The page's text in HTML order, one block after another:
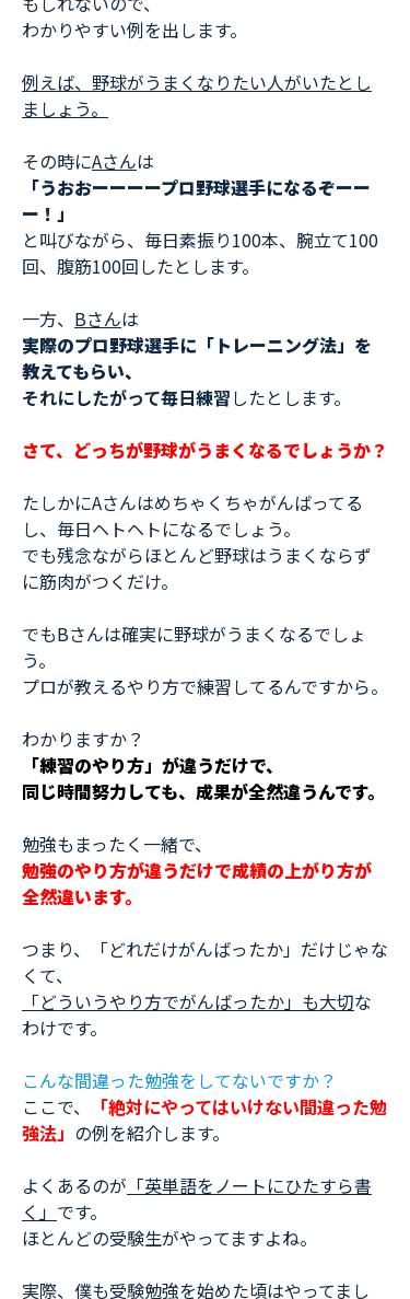
わかりやすい例を出します。
例えば、野球がうまくなりたい人がいたとし
ましょう。
その時にAさんは
「うおおーーーープロ野球選手になるぞーー
ー！」
と叫びながら、毎日素振り100本、腕立て100
回、腹筋100回したとします。
一方、 Bさんは
実際のプロ野球選手に「トレーニング法」を
教えてもらい、
それにしたがって毎日練習したとします。
さて、どっちが野球がうまくなるでしょうか？
たしかにAさんはめちゃくちゃがんばってる
し、毎日ヘトヘトになるでしょう。
でも残念ながらほとんど野球はうまくならず
に筋肉がつくだけ。
でもBさんは確実に野球がうまくなるでしょ
う。
プロが教えるやり方で練習してるんですから。
わかりますか？
「練習のやり方」が違うだけで、
同じ時間努力しても、成果が全然違うんです。
勉強もまったく一緒で、
勉強のやり方が違うだけで成績の上がり方が
全然違います。
つまり、「どれだけがんばったか」だけじゃな
くて、
「どういうやり方でがんばったか」も大切な
わけです。
こんな間違った勉強をしてないですか？
ここで、
「絶対にやってはいけない間違った勉
強法」 の例を紹介します。
よくあるのが 「英単語をノートにひたすら書
く」 です。
ほとんどの受験生がやってますよね。
実際、僕も受験勉強を始めた頃はやってまし